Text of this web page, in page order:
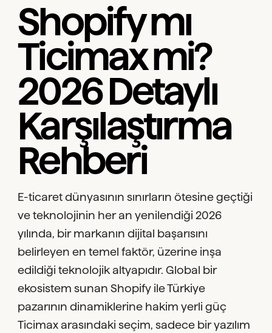
Shopify mı
Ticimax mi?
2026 Detaylı
Karşılaştırma
Rehberi
E-ticaret dünyasının sınırların ötesine geçtiği
ve teknolojinin her an yenilendiği 2026
yılında, bir markanın dijital başarısını
belirleyen en temel faktör, üzerine inşa
edildiği teknolojik altyapıdır. Global bir
ekosistem sunan Shopify ile Türkiye
pazarının dinamiklerine hakim yerli güç
Ticimax arasındaki seçim, sadece bir yazılım